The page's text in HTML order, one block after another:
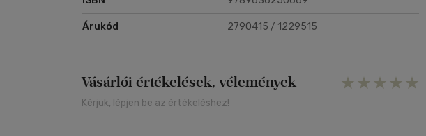
Árukód 2790415 / 1229515
Vásárlói értékelések, vélemények
Kérjük, lépjen be az értékeléshez!